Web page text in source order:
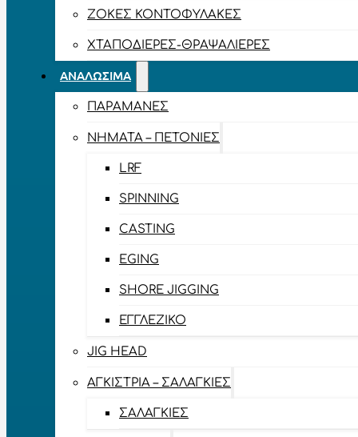
ΖΌΚΕΣ ΚΟΝΤΟΦΎΛΑΚΕΣ
ΧΤΑΠΟΔΙΈΡΕΣ-ΘΡΑΨΑΛΙΈΡΕΣ
ΑΝΑΛΏΣΙΜΑ
ΠΑΡΑΜΆΝΕΣ
ΝΉΜΑΤΑ – ΠΕΤΟΝΙΈΣ
LRF
SPINNING
CASTING
EGING
SHORE JIGGING
ΕΓΓΛΈΖΙΚΟ
JIG HEAD
ΑΓΚΊΣΤΡΙΑ – ΣΑΛΑΓΚΙΈΣ
ΣΑΛΑΓΚΙΈΣ